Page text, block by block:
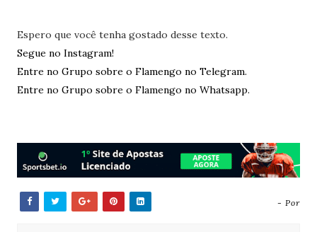
Espero que você tenha gostado desse texto.
Segue no Instagram!
Entre no Grupo sobre o Flamengo no Telegram.
Entre no Grupo sobre o Flamengo no Whatsapp.
- Por